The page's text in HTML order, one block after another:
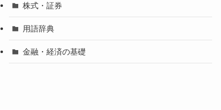
株式・証券
用語辞典
金融・経済の基礎